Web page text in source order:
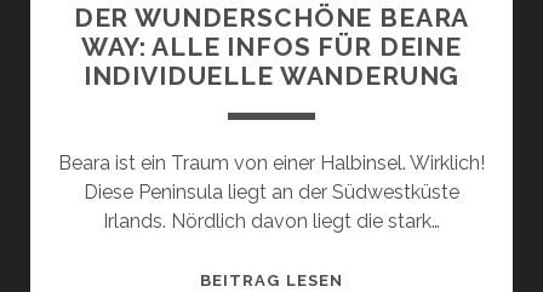
DER WUNDERSCHÖNE BEARA
WAY: ALLE INFOS FÜR DEINE
INDIVIDUELLE WANDERUNG
Beara ist ein Traum von einer Halbinsel. Wirklich!
Diese Peninsula liegt an der Südwestküste
Irlands. Nördlich davon liegt die stark…
BEITRAG LESEN